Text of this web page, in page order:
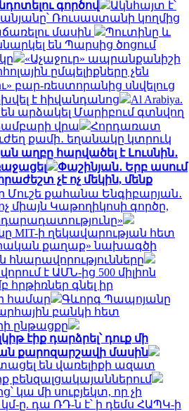
գործով
Ակնհայտ է՝
Ռուսաստանի կողմից
մասին
Պուտինը և
են Պարսից ծոցում
«Աչաջուր» ապրանքանիշի
ըմպելիքները չեն
բար-ռեստորանից սնվելուց
է հիվանդանոց
Al Arabiya.
են արձակել Մարիբում գտնվող
վրա
Հորդառատ
քամի․ եղանակը կտրուկ
աղբը հարվածել է Լուսնին․
Փաշինյան․ Երբ ասում
չէ ոչ մեկին, մենք
Մուշե քահանա Ենգիբարյան․
միայն Կաթողիկոսի գործը,
MIT-ի ղեկավարության հետ
քաղաք» նախագծի
է ԱՄՆ-ից 500 միլիոն
հրթիռներ գնել իր
համար
Գևորգ Պապոյանը
բանկի հետ
ընթացքը
էիք դարձրել՝ դուք մի
քարոզարշավի մասին
են վառելիքի ազատ
բենզալցակայաններում
կա մի սուբյեկտ, որ չի
ը. դա ՌԴ-ն է՝ ի դեմս ՀԱՊԿ-ի